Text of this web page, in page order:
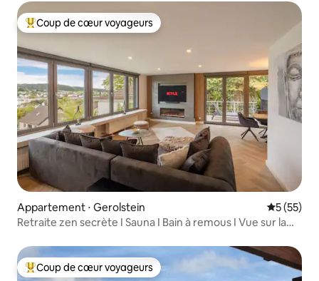
Coups de cœur voyageurs les plus appréciés
Coup de cœur voyageurs
Appartement ⋅ Gerolstein
5 (55)
Retraite zen secrète I Sauna I Bain à remous I Vue sur la
Coups de cœur voyageurs les plus appréciés
Coup de cœur voyageurs